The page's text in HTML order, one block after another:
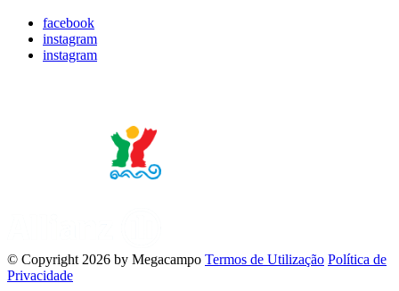
facebook
instagram
instagram
© Copyright 2026 by Megacampo Termos de Utilização Política de
Privacidade